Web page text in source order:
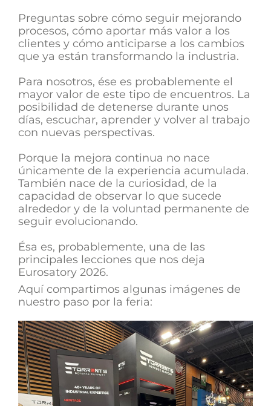
Preguntas sobre cómo seguir mejorando
procesos, cómo aportar más valor a los
clientes y cómo anticiparse a los cambios
que ya están transformando la industria.
Para nosotros, ése es probablemente el
mayor valor de este tipo de encuentros. La
posibilidad de detenerse durante unos
días, escuchar, aprender y volver al trabajo
con nuevas perspectivas.
Porque la mejora continua no nace
únicamente de la experiencia acumulada.
También nace de la curiosidad, de la
capacidad de observar lo que sucede
alrededor y de la voluntad permanente de
seguir evolucionando.
Ésa es, probablemente, una de las
principales lecciones que nos deja
Eurosatory 2026.
Aquí compartimos algunas imágenes de
nuestro paso por la feria: